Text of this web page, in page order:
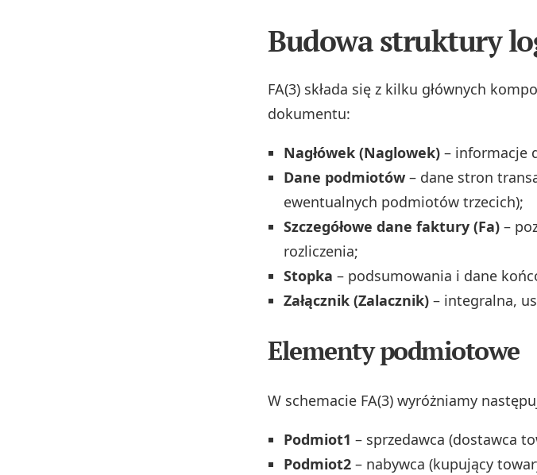
Budowa struktury
FA(3) składa się z kilku głównych
dokumentu:
Nagłówek (Naglowek) – informacje
Dane podmiotów – dane stron
ewentualnych podmiotów trzecich);
Szczegółowe dane faktury (Fa) –
rozliczenia;
Stopka – podsumowania i dane
Załącznik (Zalacznik) – integralna,
Elementy podmiotowe
W schemacie FA(3) wyróżniamy
Podmiot1 – sprzedawca (dostawca
Podmiot2 – nabywca (kupujący